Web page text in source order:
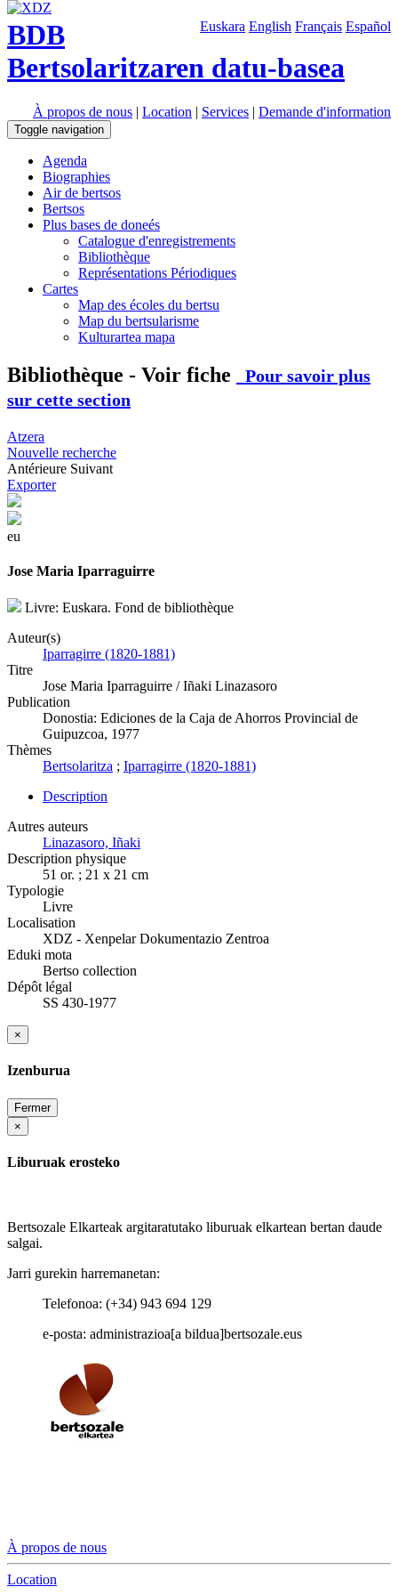
Euskara English Français Español
BDB
Bertsolaritzaren datu-basea
À propos de nous | Location | Services | Demande d'information
Toggle navigation
Agenda
Biographies
Air de bertsos
Bertsos
Plus bases de doneés
Catalogue d'enregistrements
Bibliothèque
Représentations Périodiques
Cartes
Map des écoles du bertsu
Map du bertsularisme
Kulturartea mapa
Bibliothèque - Voir fiche
Pour savoir plus
sur cette section
Atzera
Nouvelle recherche
Antérieure Suivant
Exporter
eu
Jose Maria Iparraguirre
Livre: Euskara. Fond de bibliothèque
Auteur(s)
Iparragirre (1820-1881)
Titre
Jose Maria Iparraguirre / Iñaki Linazasoro
Publication
Donostia: Ediciones de la Caja de Ahorros Provincial de
Guipuzcoa, 1977
Thèmes
Bertsolaritza ; Iparragirre (1820-1881)
Description
Autres auteurs
Linazasoro, Iñaki
Description physique
51 or. ; 21 x 21 cm
Typologie
Livre
Localisation
XDZ - Xenpelar Dokumentazio Zentroa
Eduki mota
Bertso collection
Dépôt légal
SS 430-1977
×
Izenburua
Fermer
×
Liburuak erosteko
Bertsozale Elkarteak argitaratutako liburuak elkartean bertan daude
salgai.
Jarri gurekin harremanetan:
Telefonoa: (+34) 943 694 129
e-posta: administrazioa[a bildua]bertsozale.eus
À propos de nous
Location